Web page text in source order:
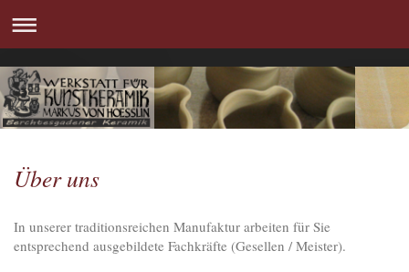
Über uns
In unserer traditionsreichen Manufaktur arbeiten für Sie
entsprechend ausgebildete Fachkräfte (Gesellen / Meister).